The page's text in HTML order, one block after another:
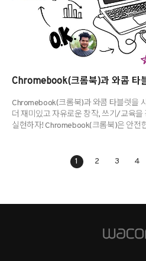
Chromebook(크롬북)과 와콤 타블렛을
더 재미있고 자유로운 창작, 쓰기/교육을
실현하자! Chromebook(크롬북)은 안전
타블렛을 Chorome(크롬) OS에서 사용
작업해야 합니다. * Chromebook(크롬북
제작 소프트웨어인 '클립 스튜디오 페인
1 2 3 4